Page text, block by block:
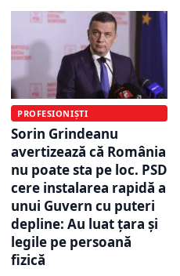
PROFESIONIȘTI
Sorin Grindeanu
avertizează că România
nu poate sta pe loc. PSD
cere instalarea rapidă a
unui Guvern cu puteri
depline: Au luat ţara şi
legile pe persoană
fizică